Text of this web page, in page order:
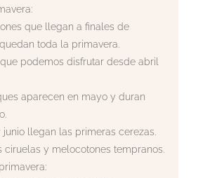
que llegan a finales de
toda la primavera.
que podemos disfrutar desde abril
aparecen en mayo y duran
junio llegan las primeras cerezas.
ciruelas y melocotones tempranos.